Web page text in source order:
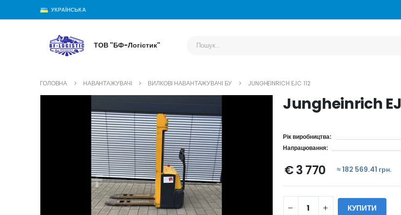
УКРАЇНСЬКА
ТОВ "БФ-Логістик"
ГОЛОВНА НАВАНТАЖУВАЧІ ВИЛКОВІ НАВАНТАЖУВАЧІ БУ JUNGHEINRICH EJC 112
Jungheinrich
Рік виробництва:
Напрацювання:
€ 3 770 ≈ 182 569.41 грн.
КУПИТИ